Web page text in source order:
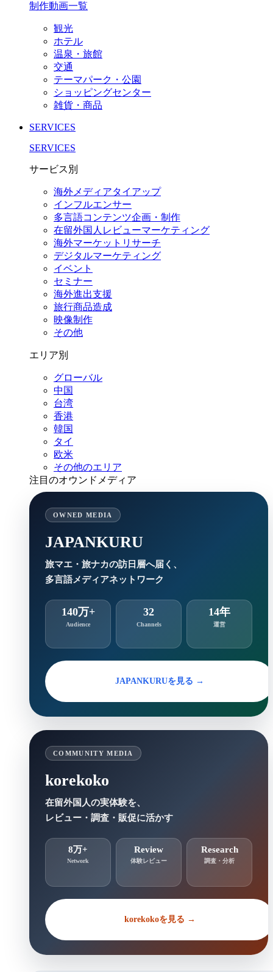
制作動画一覧
観光
ホテル
温泉・旅館
交通
テーマパーク・公園
ショッピングセンター
雑貨・商品
SERVICES
SERVICES
サービス別
海外メディアタイアップ
インフルエンサー
多言語コンテンツ企画・制作
在留外国⼈レビューマーケティング
海外マーケットリサーチ
デジタルマーケティング
イベント
セミナー
海外進出支援
旅行商品造成
映像制作
その他
エリア別
グローバル
中国
台湾
香港
韓国
タイ
欧米
その他のエリア
注目のオウンドメディア
OWNED MEDIA
JAPANKURU
旅マエ・旅ナカの訪日層へ届く、
多言語メディアネットワーク
140万+
Audience
32
Channels
14年
運営
JAPANKURUを見る →
COMMUNITY MEDIA
korekoko
在留外国人の実体験を、
レビュー・調査・販促に活かす
8万+
Network
Review
体験レビュー
Research
調査・分析
korekokoを見る →